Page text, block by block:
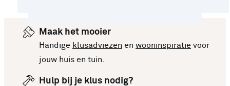
Maak het mooier
Handige klusadviezen en wooninspiratie voor
jouw huis en tuin.
Hulp bij je klus nodig?